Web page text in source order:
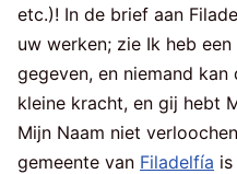
etc.)! In de brief aan
uw werken; zie Ik heb
gegeven, en niemand
kleine kracht, en gij hebt
Mijn Naam niet
gemeente van Filadelfía